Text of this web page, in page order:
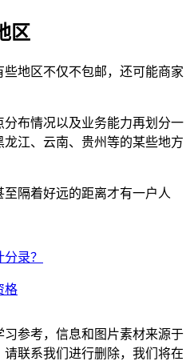
区
地区不仅不包邮，还可能商家
布情况以及业务能力再划分一
江、云南、贵州等的某些地方
隔着好远的距离才有一户人
录？
格
参考，信息和图片素材来源于
联系我们进行删除，我们将在